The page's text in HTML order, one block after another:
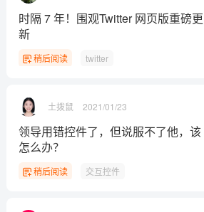
时隔 7 年！围观Twitter 网页版重磅更
新
稍后阅读 twitter
土拨鼠 2021/01/23
领导用错控件了，但说服不了他，该
怎么办？
稍后阅读 交互控件